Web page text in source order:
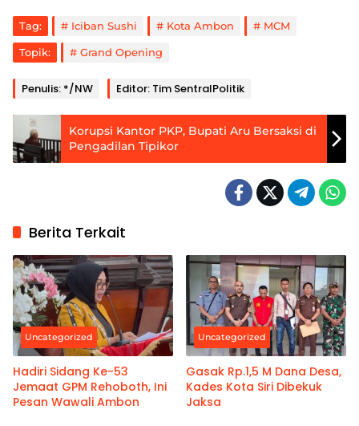
Tag: Iciban Sushi Kota Ambon MCM
Topik: Grand Opening
Penulis: */NW Editor: Tim SentralPolitik
Korupsi Kantor PKP, Bupati Aru Bersaksi di
Pengadilan Tipikor
Berita Terkait
Uncategorized
Hadiri Sidang Ke-53
Jemaat GPM Rehoboth, Ini
Pesan Wawali Ambon
Uncategorized
Gasak Rp.1,5 M Dana Desa,
Kades Kota Siri Dibekuk
Jaksa